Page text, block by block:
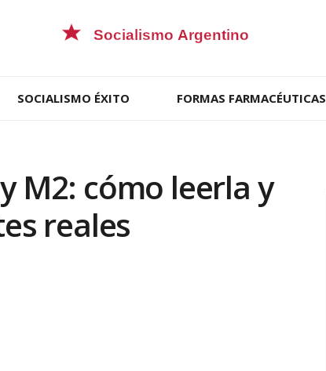
SOCIALISMO ÉXITO FORMAS FARMACÉUTICAS
M2: cómo leerla y
reales